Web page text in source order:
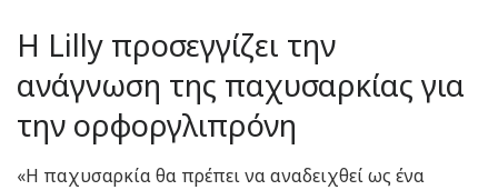
Η Lilly προσεγγίζει την
ανάγνωση της παχυσαρκίας για
την ορφοργλιπρόνη
«Η παχυσαρκία θα πρέπει να αναδειχθεί ως ένα